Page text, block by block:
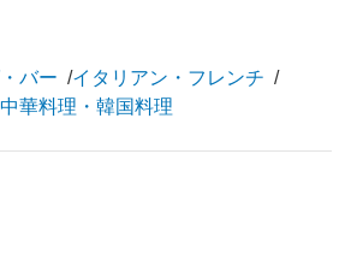
バー
イタリアン・フレンチ
華料理・韓国料理